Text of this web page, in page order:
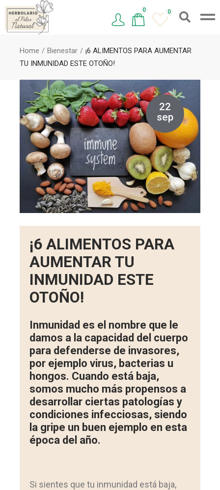
0 0
Home Bienestar
¡6 ALIMENTOS PARA AUMENTAR
TU INMUNIDAD ESTE OTOÑO!
22
sep
¡6 ALIMENTOS PARA
AUMENTAR TU
INMUNIDAD ESTE
OTOÑO!
Inmunidad es el nombre que le
damos a la capacidad del cuerpo
para defenderse de invasores,
por ejemplo virus, bacterias u
hongos. Cuando está baja,
somos mucho más propensos a
desarrollar ciertas patologías y
condiciones infecciosas, siendo
la gripe un buen ejemplo en esta
época del año.
Si sientes que tu inmunidad está baja,